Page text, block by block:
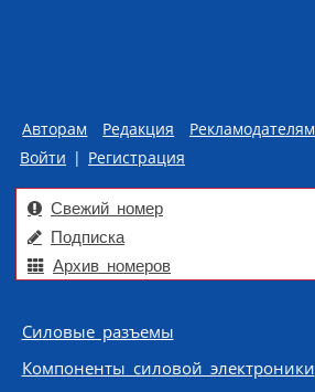
Авторам Редакция Рекламодателям
Войти | Регистрация
Свежий номер
Подписка
Архив номеров
Skip to content
Силовые разъемы
Компоненты силовой электроники